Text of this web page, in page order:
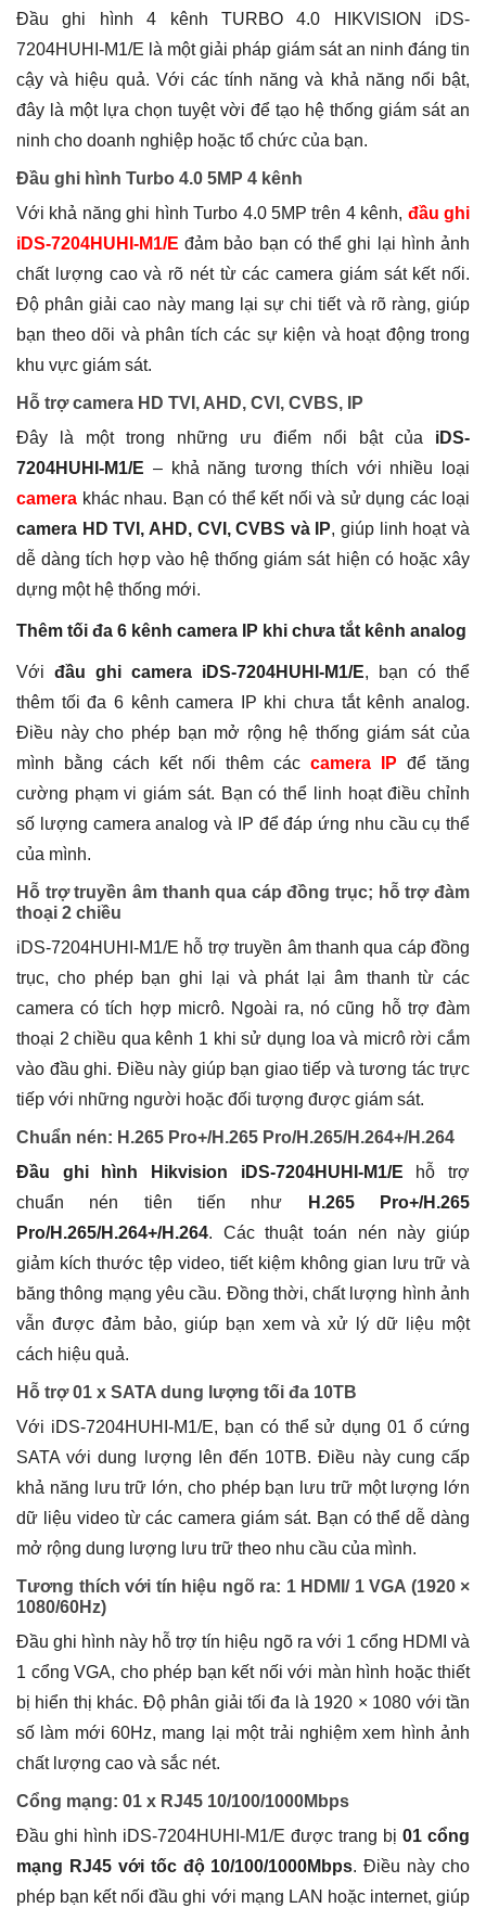
Đầu ghi hình 4 kênh TURBO 4.0 HIKVISION iDS-
7204HUHI-M1/E là một giải pháp giám sát an ninh đáng tin
cậy và hiệu quả. Với các tính năng và khả năng nổi bật,
đây là một lựa chọn tuyệt vời để tạo hệ thống giám sát an
ninh cho doanh nghiệp hoặc tổ chức của bạn.
Đầu ghi hình Turbo 4.0 5MP 4 kênh
Với khả năng ghi hình Turbo 4.0 5MP trên 4 kênh, đầu ghi
iDS-7204HUHI-M1/E đảm bảo bạn có thể ghi lại hình ảnh
chất lượng cao và rõ nét từ các camera giám sát kết nối.
Độ phân giải cao này mang lại sự chi tiết và rõ ràng, giúp
bạn theo dõi và phân tích các sự kiện và hoạt động trong
khu vực giám sát.
Hỗ trợ camera HD TVI, AHD, CVI, CVBS, IP
Đây là một trong những ưu điểm nổi bật của iDS-
7204HUHI-M1/E – khả năng tương thích với nhiều loại
camera khác nhau. Bạn có thể kết nối và sử dụng các loại
camera HD TVI, AHD, CVI, CVBS và IP, giúp linh hoạt và
dễ dàng tích hợp vào hệ thống giám sát hiện có hoặc xây
dựng một hệ thống mới.
Thêm tối đa 6 kênh camera IP khi chưa tắt kênh analog
Với đầu ghi camera iDS-7204HUHI-M1/E, bạn có thể
thêm tối đa 6 kênh camera IP khi chưa tắt kênh analog.
Điều này cho phép bạn mở rộng hệ thống giám sát của
mình bằng cách kết nối thêm các camera IP để tăng
cường phạm vi giám sát. Bạn có thể linh hoạt điều chỉnh
số lượng camera analog và IP để đáp ứng nhu cầu cụ thể
của mình.
Hỗ trợ truyền âm thanh qua cáp đồng trục; hỗ trợ đàm
thoại 2 chiều
iDS-7204HUHI-M1/E hỗ trợ truyền âm thanh qua cáp đồng
trục, cho phép bạn ghi lại và phát lại âm thanh từ các
camera có tích hợp micrô. Ngoài ra, nó cũng hỗ trợ đàm
thoại 2 chiều qua kênh 1 khi sử dụng loa và micrô rời cắm
vào đầu ghi. Điều này giúp bạn giao tiếp và tương tác trực
tiếp với những người hoặc đối tượng được giám sát.
Chuẩn nén: H.265 Pro+/H.265 Pro/H.265/H.264+/H.264
Đầu ghi hình Hikvision iDS-7204HUHI-M1/E hỗ trợ
chuẩn nén tiên tiến như
H.265 Pro+/H.265
Pro/H.265/H.264+/H.264. Các thuật toán nén này giúp
giảm kích thước tệp video, tiết kiệm không gian lưu trữ và
băng thông mạng yêu cầu. Đồng thời, chất lượng hình ảnh
vẫn được đảm bảo, giúp bạn xem và xử lý dữ liệu một
cách hiệu quả.
Hỗ trợ 01 x SATA dung lượng tối đa 10TB
Với iDS-7204HUHI-M1/E, bạn có thể sử dụng 01 ổ cứng
SATA với dung lượng lên đến 10TB. Điều này cung cấp
khả năng lưu trữ lớn, cho phép bạn lưu trữ một lượng lớn
dữ liệu video từ các camera giám sát. Bạn có thể dễ dàng
mở rộng dung lượng lưu trữ theo nhu cầu của mình.
Tương thích với tín hiệu ngõ ra: 1 HDMI/ 1 VGA (1920 ×
1080/60Hz)
Đầu ghi hình này hỗ trợ tín hiệu ngõ ra với 1 cổng HDMI và
1 cổng VGA, cho phép bạn kết nối với màn hình hoặc thiết
bị hiển thị khác. Độ phân giải tối đa là 1920 × 1080 với tần
số làm mới 60Hz, mang lại một trải nghiệm xem hình ảnh
chất lượng cao và sắc nét.
Cổng mạng: 01 x RJ45 10/100/1000Mbps
Đầu ghi hình iDS-7204HUHI-M1/E được trang bị 01 cổng
mạng RJ45 với tốc độ 10/100/1000Mbps. Điều này cho
phép bạn kết nối đầu ghi với mạng LAN hoặc internet, giúp